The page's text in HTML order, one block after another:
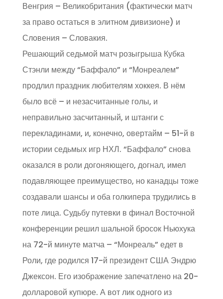
Венгрия – Великобритания (фактически матч
за право остаться в элитном дивизионе) и
Словения – Словакия.
Решающий седьмой матч розыгрыша Кубка
Стэнли между “Баффало” и “Монреалем”
продлил праздник любителям хоккея. В нём
было всё – и незасчитанные голы, и
неправильно засчитанный, и штанги с
перекладинами, и, конечно, овертайм – 51-й в
истории седьмых игр НХЛ. “Баффало” снова
оказался в роли догоняющего, догнал, имел
подавляющее преимущество, но канадцы тоже
создавали шансы и оба голкипера трудились в
поте лица. Судьбу путевки в финал Восточной
конференции решил шальной бросок Ньюхука
на 72-й минуте матча – “Монреаль” едет в
Роли, где родился 17-й президент США Эндрю
Джексон. Его изображение запечатлено на 20-
долларовой купюре. А вот лик одного из